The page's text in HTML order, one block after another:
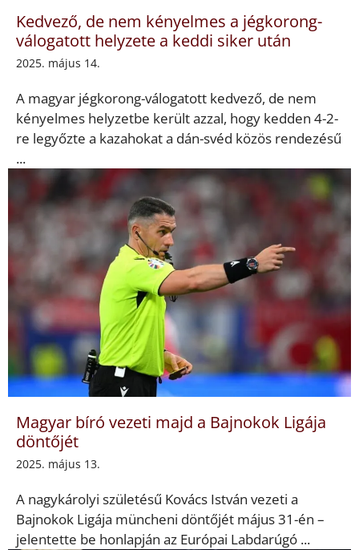
Kedvező, de nem kényelmes a jégkorong-
válogatott helyzete a keddi siker után
2025. május 14.
A magyar jégkorong-válogatott kedvező, de nem
kényelmes helyzetbe került azzal, hogy kedden 4-2-
re legyőzte a kazahokat a dán-svéd közös rendezésű
...
Magyar bíró vezeti majd a Bajnokok Ligája
döntőjét
2025. május 13.
A nagykárolyi születésű Kovács István vezeti a
Bajnokok Ligája müncheni döntőjét május 31-én –
jelentette be honlapján az Európai Labdarúgó ...